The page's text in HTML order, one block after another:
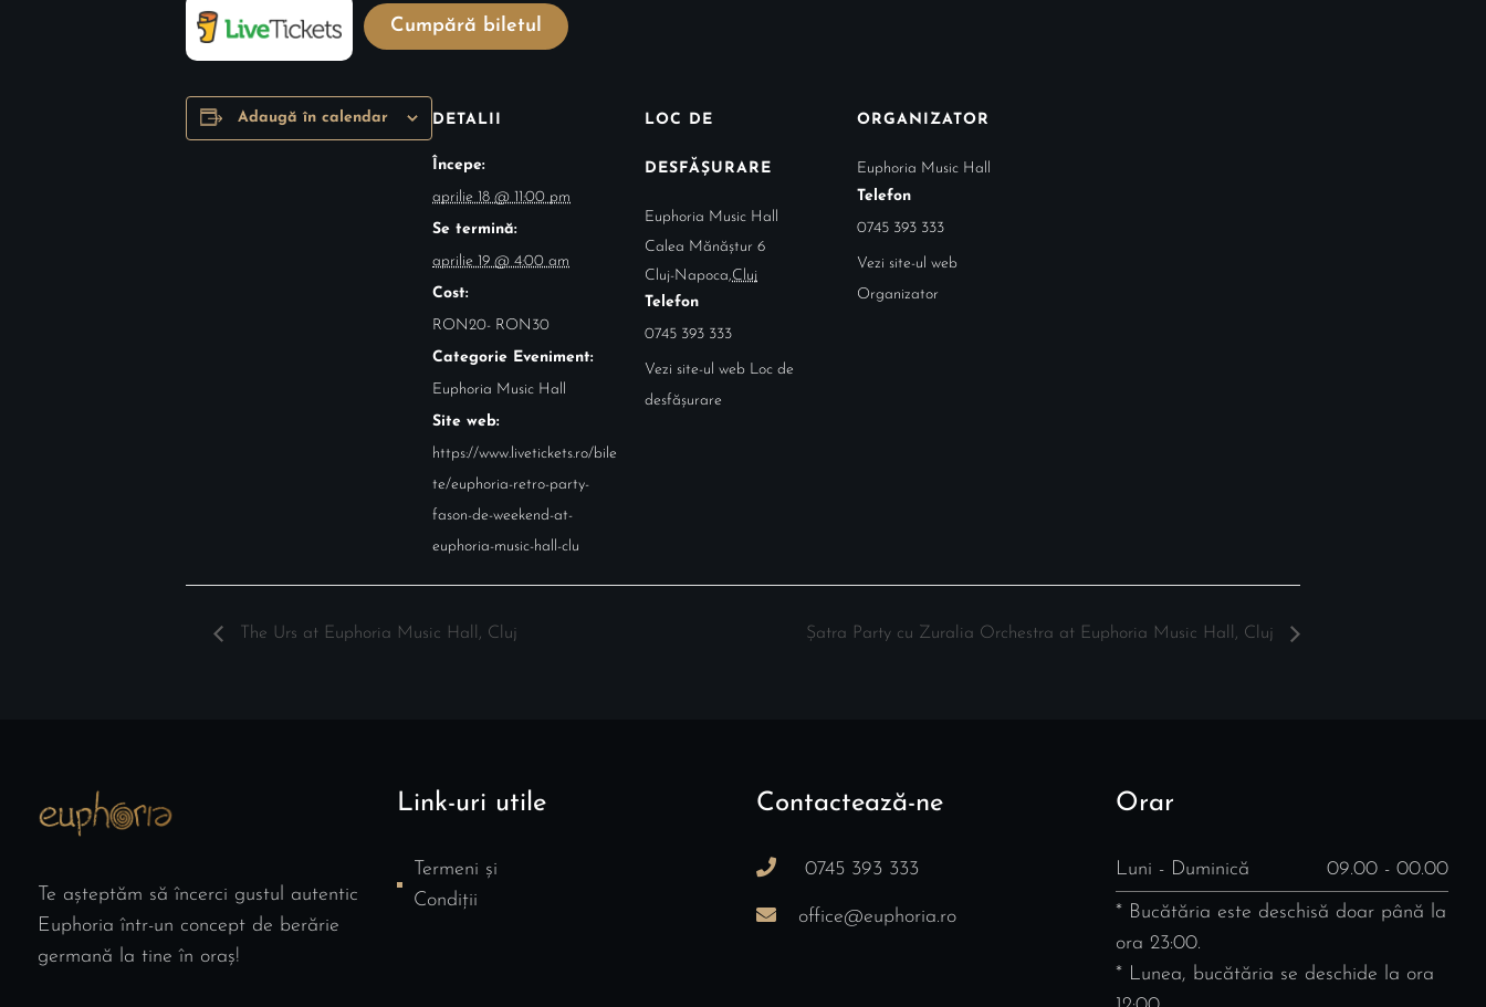
Cumpără biletul
Adaugă în calendar DETALII
Începe:
aprilie 18 @ 11:00 pm
Se termină:
aprilie 19 @ 4:00 am
Cost:
RON20- RON30
Categorie Eveniment:
Euphoria Music Hall
Site web:
https://www.livetickets.ro/bile
te/euphoria-retro-party-
fason-de-weekend-at-
euphoria-music-hall-clu
LOC DE
DESFĂȘURARE
Euphoria Music Hall
Calea Mănăștur 6
Cluj-Napoca,Cluj
Telefon
0745 393 333
Vezi site-ul web Loc de
desfășurare
ORGANIZATOR
Euphoria Music Hall
Telefon
0745 393 333
Vezi site-ul web
Organizator
The Urs at Euphoria Music Hall, Cluj Șatra Party cu Zuralia Orchestra at Euphoria Music Hall, Cluj
Te așteptăm să încerci gustul autentic
Euphoria într-un concept de berărie
germană la tine în oraș!
Link-uri utile
Termeni și
Condiții
Contactează-ne
0745 393 333
office@euphoria.ro
Orar
Luni - Duminică 09.00 - 00.00
* Bucătăria este deschisă doar până la
ora 23:00.
* Lunea, bucătăria se deschide la ora